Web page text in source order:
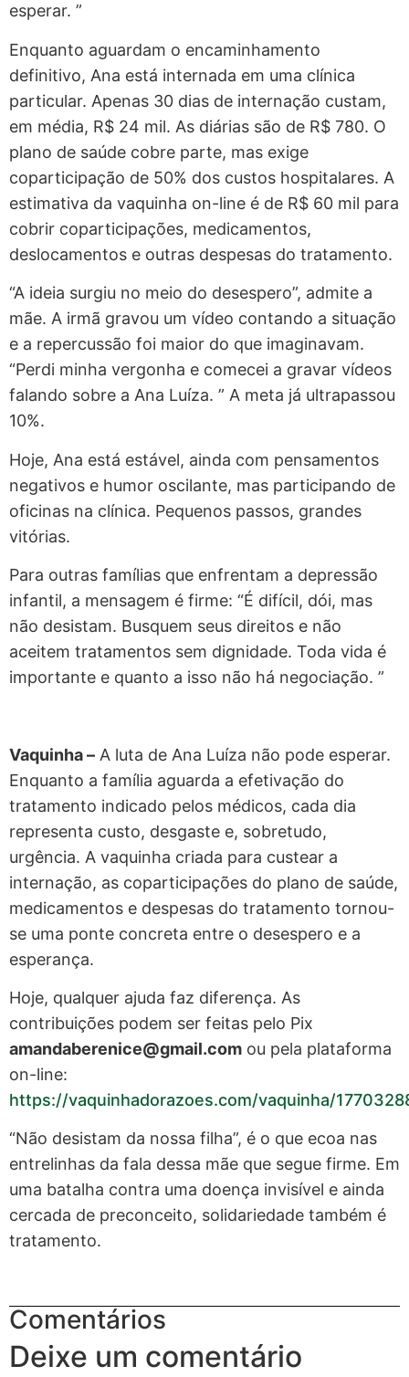
esperar. ”
Enquanto aguardam o encaminhamento
definitivo, Ana está internada em uma clínica
particular. Apenas 30 dias de internação custam,
em média, R$ 24 mil. As diárias são de R$ 780. O
plano de saúde cobre parte, mas exige
coparticipação de 50% dos custos hospitalares. A
estimativa da vaquinha on-line é de R$ 60 mil para
cobrir coparticipações, medicamentos,
deslocamentos e outras despesas do tratamento.
“A ideia surgiu no meio do desespero”, admite a
mãe. A irmã gravou um vídeo contando a situação
e a repercussão foi maior do que imaginavam.
“Perdi minha vergonha e comecei a gravar vídeos
falando sobre a Ana Luíza. ” A meta já ultrapassou
10%.
Hoje, Ana está estável, ainda com pensamentos
negativos e humor oscilante, mas participando de
oficinas na clínica. Pequenos passos, grandes
vitórias.
Para outras famílias que enfrentam a depressão
infantil, a mensagem é firme: “É difícil, dói, mas
não desistam. Busquem seus direitos e não
aceitem tratamentos sem dignidade. Toda vida é
importante e quanto a isso não há negociação. ”
Vaquinha – A luta de Ana Luíza não pode esperar.
Enquanto a família aguarda a efetivação do
tratamento indicado pelos médicos, cada dia
representa custo, desgaste e, sobretudo,
urgência. A vaquinha criada para custear a
internação, as coparticipações do plano de saúde,
medicamentos e despesas do tratamento tornou-
se uma ponte concreta entre o desespero e a
esperança.
Hoje, qualquer ajuda faz diferença. As
contribuições podem ser feitas pelo Pix
amandaberenice@gmail.com ou pela plataforma
on-line:
https://vaquinhadorazoes.com/vaquinha/
“Não desistam da nossa filha”, é o que ecoa nas
entrelinhas da fala dessa mãe que segue firme. Em
uma batalha contra uma doença invisível e ainda
cercada de preconceito, solidariedade também é
tratamento.
Comentários
Deixe um comentário